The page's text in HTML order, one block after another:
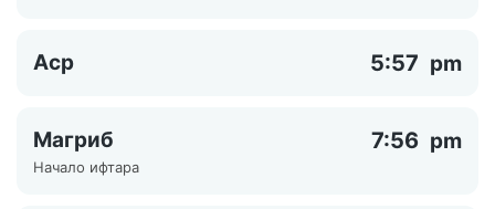
Аср 5:57 pm
Магриб 7:56 pm
Начало ифтара